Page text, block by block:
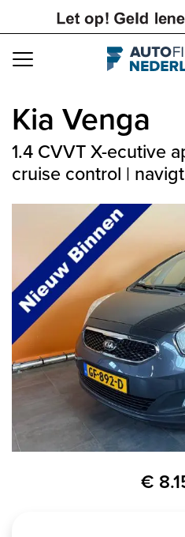
Navigation
Kia Venga
1.4 CVVT X-ecutive
cruise control |
€